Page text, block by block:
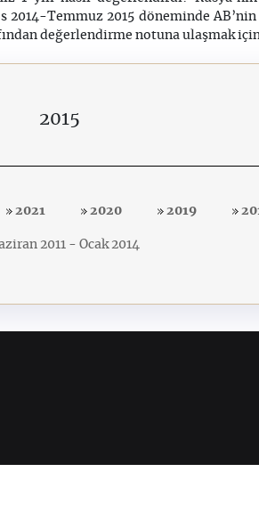
2014-Temmuz 2015 döneminde
değerlendirme notuna ulaşmak
2015
2021 2020 2019
2011 - Ocak 2014